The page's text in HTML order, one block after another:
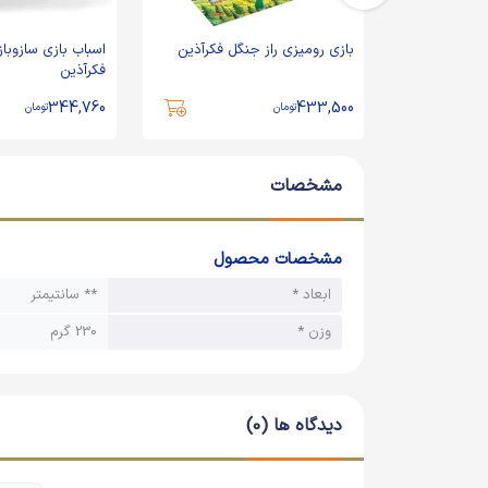
بازی رومیزی راز جنگل فکرآذین
433,500تومان
اسباب بازی
فکرآذین
344,760تومان
مشخصات
مشخصات محصول
ابعاد *
** سانتیمتر
وزن *
230 گرم
دیدگاه ها (0)